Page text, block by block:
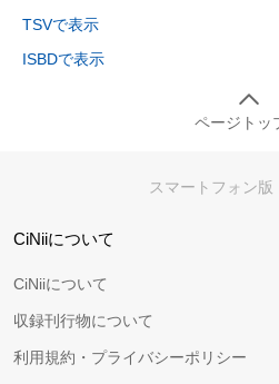
TSVで表示
ISBDで表示
ページトッ
スマートフォン版
CiNiiについて
CiNiiについて
収録刊行物について
利用規約・プライバシーポリシー